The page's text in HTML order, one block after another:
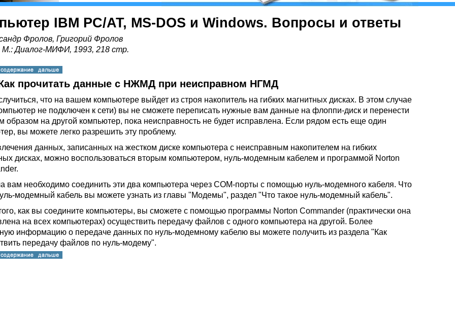
IBM PC/AT, MS-DOS и Windows. Вопросы и ответы
Фролов, Григорий Фролов
М.: Диалог-МИФИ, 1993, 218 стр.
прочитать данные с НЖМД при неисправном НГМД
что на вашем компьютере выйдет из строя накопитель на гибких магнитных дисках. В этом случае
не подключен к сети) вы не сможете переписать нужные вам данные на флоппи-диск и перенести
образом на другой компьютер, пока неисправность не будет исправлена. Если рядом есть еще один
вы можете легко разрешить эту проблему.
данных, записанных на жестком диске компьютера с неисправным накопителем на гибких
дисках, можно воспользоваться вторым компьютером, нуль-модемным кабелем и программой Norton
вам необходимо соединить эти два компьютера через COM-порты с помощью нуль-модемного кабеля. Что
модемный кабель вы можете узнать из главы "Модемы", раздел "Что такое нуль-модемный кабель".
как вы соедините компьютеры, вы сможете с помощью программы Norton Commander (практически она
на всех компьютерах) осуществить передачу файлов с одного компьютера на другой. Более
информацию о передаче данных по нуль-модемному кабелю вы можете получить из раздела "Как
передачу файлов по нуль-модему".